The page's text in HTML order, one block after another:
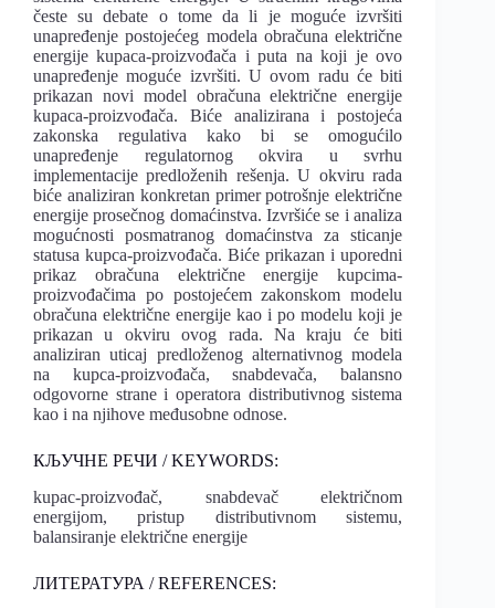
česte su debate o tome da li je moguće izvršiti
unapređenje postojećeg modela obračuna električne
energije kupaca-proizvođača i puta na koji je ovo
unapređenje moguće izvršiti. U ovom radu će biti
prikazan novi model obračuna električne energije
kupaca-proizvođača. Biće analizirana i postojeća
zakonska regulativa kako bi se omogućilo
unapređenje regulatornog okvira u svrhu
implementacije predloženih rešenja. U okviru rada
biće analiziran konkretan primer potrošnje električne
energije prosečnog domaćinstva. Izvršiće se i analiza
mogućnosti posmatranog domaćinstva za sticanje
statusa kupca-proizvođača. Biće prikazan i uporedni
prikaz obračuna električne energije kupcima-
proizvođačima po postojećem zakonskom modelu
obračuna električne energije kao i po modelu koji je
prikazan u okviru ovog rada. Na kraju će biti
analiziran uticaj predloženog alternativnog modela
na kupca-proizvođača, snabdevača, balansno
odgovorne strane i operatora distributivnog sistema
kao i na njihove međusobne odnose.
КЉУЧНЕ РЕЧИ / KEYWORDS:
kupac-proizvođač, snabdevač električnom
energijom, pristup distributivnom sistemu,
balansiranje električne energije
ЛИТЕРАТУРА / REFERENCES: